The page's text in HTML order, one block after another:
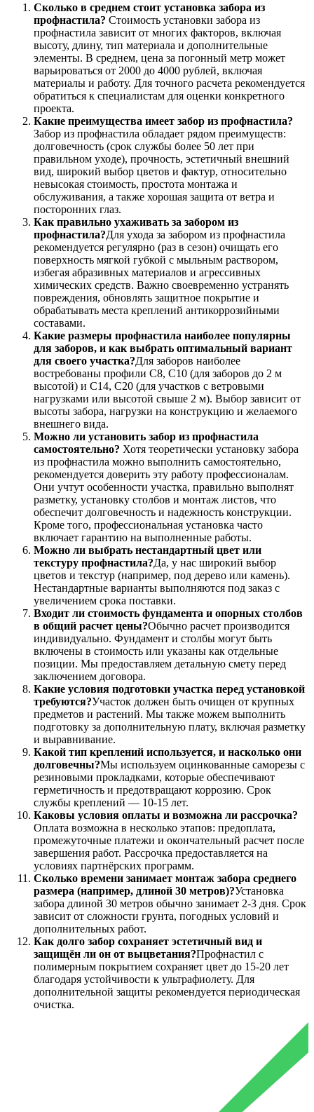
Сколько в среднем стоит установка забора из
профнастила? Стоимость установки забора из
профнастила зависит от многих факторов, включая
высоту, длину, тип материала и дополнительные
элементы. В среднем, цена за погонный метр может
варьироваться от 2000 до 4000 рублей, включая
материалы и работу. Для точного расчета рекомендуется
обратиться к специалистам для оценки конкретного
проекта.
Какие преимущества имеет забор из профнастила?
Забор из профнастила обладает рядом преимуществ:
долговечность (срок службы более 50 лет при
правильном уходе), прочность, эстетичный внешний
вид, широкий выбор цветов и фактур, относительно
невысокая стоимость, простота монтажа и
обслуживания, а также хорошая защита от ветра и
посторонних глаз.
Как правильно ухаживать за забором из
профнастила?Для ухода за забором из профнастила
рекомендуется регулярно (раз в сезон) очищать его
поверхность мягкой губкой с мыльным раствором,
избегая абразивных материалов и агрессивных
химических средств. Важно своевременно устранять
повреждения, обновлять защитное покрытие и
обрабатывать места креплений антикоррозийными
составами.
Какие размеры профнастила наиболее популярны
для заборов, и как выбрать оптимальный вариант
для своего участка?Для заборов наиболее
востребованы профили С8, С10 (для заборов до 2 м
высотой) и С14, С20 (для участков с ветровыми
нагрузками или высотой свыше 2 м). Выбор зависит от
высоты забора, нагрузки на конструкцию и желаемого
внешнего вида.
Можно ли установить забор из профнастила
самостоятельно? Хотя теоретически установку забора
из профнастила можно выполнить самостоятельно,
рекомендуется доверить эту работу профессионалам.
Они учтут особенности участка, правильно выполнят
разметку, установку столбов и монтаж листов, что
обеспечит долговечность и надежность конструкции.
Кроме того, профессиональная установка часто
включает гарантию на выполненные работы.
Можно ли выбрать нестандартный цвет или
текстуру профнастила?Да, у нас широкий выбор
цветов и текстур (например, под дерево или камень).
Нестандартные варианты выполняются под заказ с
увеличением срока поставки.
Входит ли стоимость фундамента и опорных столбов
в общий расчет цены?Обычно расчет производится
индивидуально. Фундамент и столбы могут быть
включены в стоимость или указаны как отдельные
позиции. Мы предоставляем детальную смету перед
заключением договора.
Какие условия подготовки участка перед установкой
требуются?Участок должен быть очищен от крупных
предметов и растений. Мы также можем выполнить
подготовку за дополнительную плату, включая разметку
и выравнивание.
Какой тип креплений используется, и насколько они
долговечны?Мы используем оцинкованные саморезы с
резиновыми прокладками, которые обеспечивают
герметичность и предотвращают коррозию. Срок
службы креплений — 10-15 лет.
Каковы условия оплаты и возможна ли рассрочка?
Оплата возможна в несколько этапов: предоплата,
промежуточные платежи и окончательный расчет после
завершения работ. Рассрочка предоставляется на
условиях партнёрских программ.
Сколько времени занимает монтаж забора среднего
размера (например, длиной 30 метров)?Установка
забора длиной 30 метров обычно занимает 2-3 дня. Срок
зависит от сложности грунта, погодных условий и
дополнительных работ.
Как долго забор сохраняет эстетичный вид и
защищён ли он от выцветания?Профнастил с
полимерным покрытием сохраняет цвет до 15-20 лет
благодаря устойчивости к ультрафиолету. Для
дополнительной защиты рекомендуется периодическая
очистка.